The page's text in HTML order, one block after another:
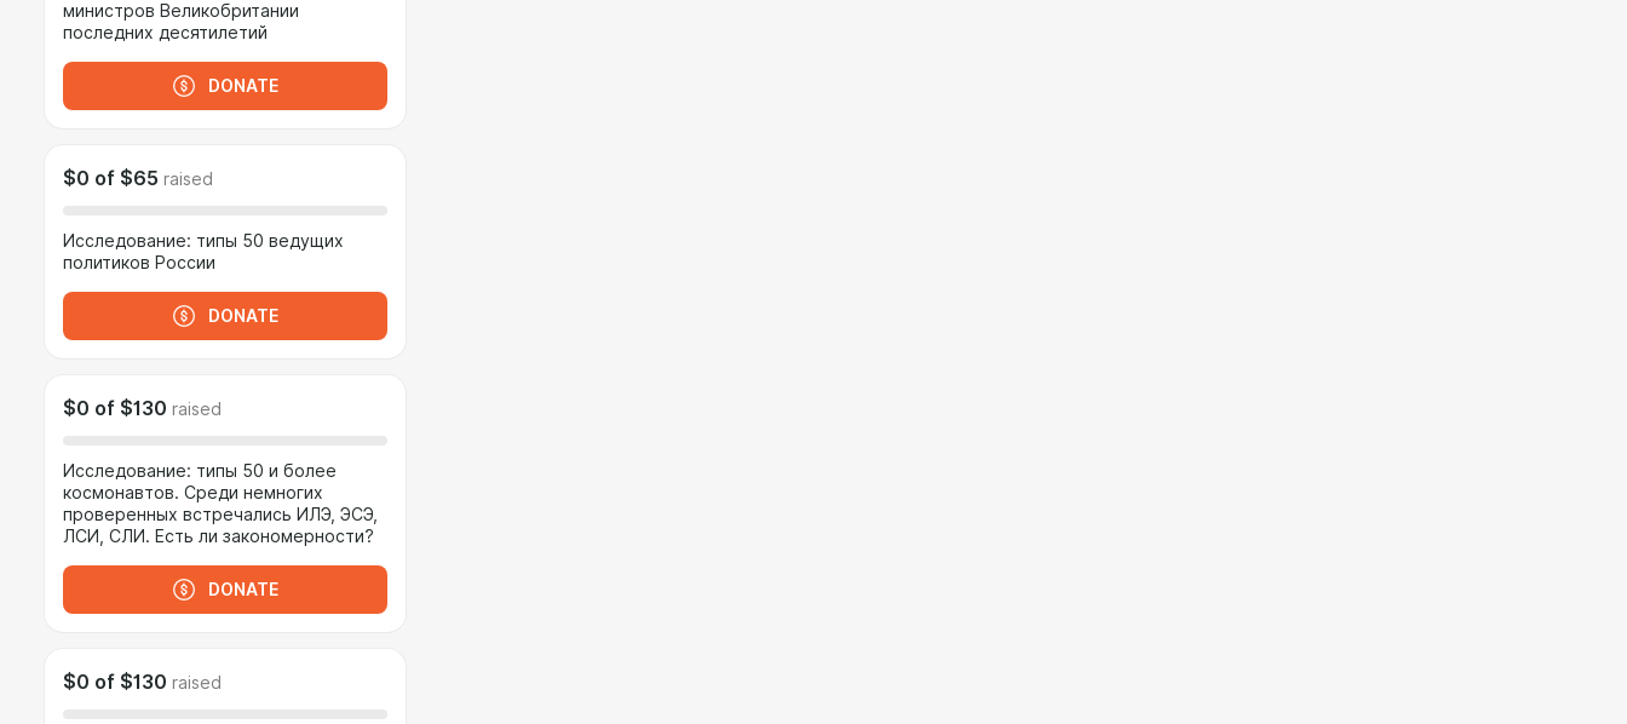
министров Великобритании
последних десятилетий
DONATE
$0 of $65 raised
Исследование: типы 50 ведущих
политиков России
DONATE
$0 of $130 raised
Исследование: типы 50 и более
космонавтов. Среди немногих
проверенных встречались ИЛЭ, ЭСЭ,
ЛСИ, СЛИ. Есть ли закономерности?
DONATE
$0 of $130 raised